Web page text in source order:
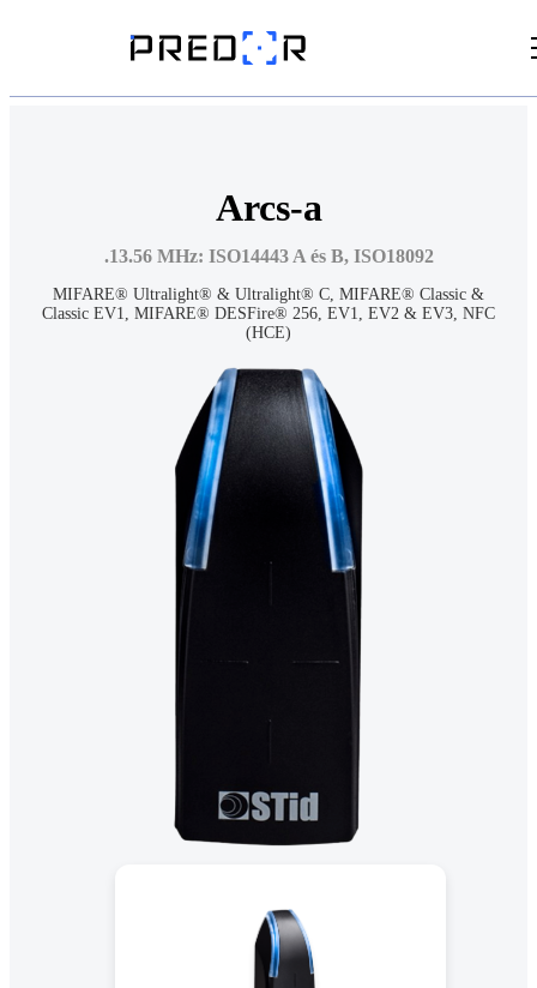
Videók
Arcs-a
.13.56 MHz: ISO14443 A és B, ISO18092
MIFARE® Ultralight® & Ultralight® C, MIFARE® Classic &
Classic EV1, MIFARE® DESFire® 256, EV1, EV2 & EV3, NFC
(HCE)